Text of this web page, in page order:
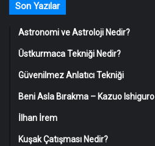
Son Yazılar
Astronomi ve Astroloji Nedir?
Üstkurmaca Tekniği Nedir?
Güvenilmez Anlatıcı Tekniği
Beni Asla Bırakma – Kazuo Ishiguro
İlhan İrem
Kuşak Çatışması Nedir?